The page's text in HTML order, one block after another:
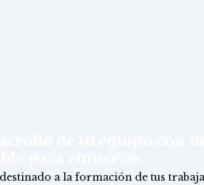
a la formación de tus